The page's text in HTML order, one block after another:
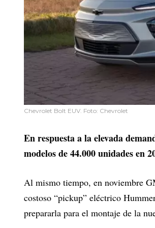
Chevrolet Bolt EUV. Foto: Chevrolet
En respuesta a la elevada
modelos de 44.000 unidades en
Al mismo tiempo, en noviembre
costoso “pickup” eléctrico
prepararla para el montaje de la